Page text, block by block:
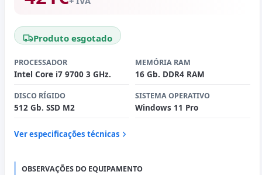
Produto esgotado
PROCESSADOR
Intel Core i7 9700 3 GHz.
MEMÓRIA RAM
16 Gb. DDR4 RAM
DISCO RÍGIDO
512 Gb. SSD M2
SISTEMA OPERATIVO
Windows 11 Pro
Ver especificações técnicas
OBSERVAÇÕES DO EQUIPAMENTO